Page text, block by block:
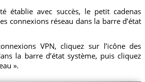
établie avec succès, le petit cadenas
connexions réseau dans la barre d’état
VPN, cliquez sur l’icône des
la barre d’état système, puis cliquez
».